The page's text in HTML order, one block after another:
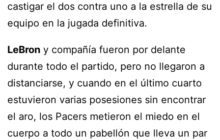
castigar el dos contra uno a la estrella de su
equipo en la jugada definitiva.
LeBron y compañía fueron por delante
durante todo el partido, pero no llegaron a
distanciarse, y cuando en el último cuarto
estuvieron varias posesiones sin encontrar
el aro, los Pacers metieron el miedo en el
cuerpo a todo un pabellón que lleva un par